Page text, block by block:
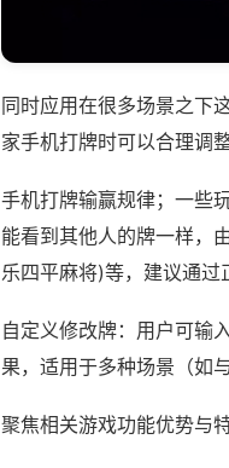
同时应用在很多场景之下
家手机打牌时可以合理调
手机打牌输赢规律；一些
能看到其他人的牌一样，
乐四平麻将)等，建议通过
自定义修改牌：用户可输
果，适用于多种场景（如
聚焦相关游戏功能优势与特